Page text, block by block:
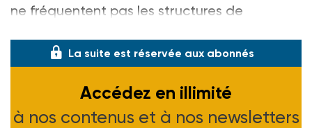
ne fréquentent pas les structures de
La suite est réservée aux abonnés
Accédez en illimité
à nos contenus et à nos newsletters